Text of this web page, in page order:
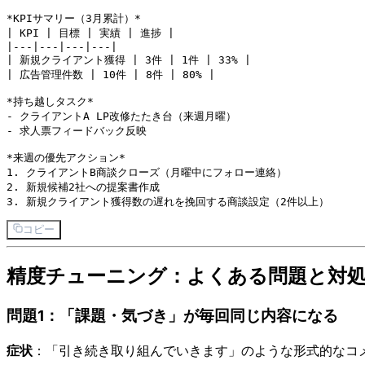
*KPIサマリー（3月累計）*
| KPI | 目標 | 実績 | 進捗 |
|---|---|---|---|
| 新規クライアント獲得 | 3件 | 1件 | 33% |
| 広告管理件数 | 10件 | 8件 | 80% |
*持ち越しタスク*
- クライアントA LP改修たたき台（来週月曜）
- 求人票フィードバック反映
*来週の優先アクション*
1. クライアントB商談クローズ（月曜中にフォロー連絡）
2. 新規候補2社への提案書作成
コピー
精度チューニング：よくある問題と対
問題1：「課題・気づき」が毎回同じ内容になる
症状 ：「引き続き取り組んでいきます」のような形式的なコ